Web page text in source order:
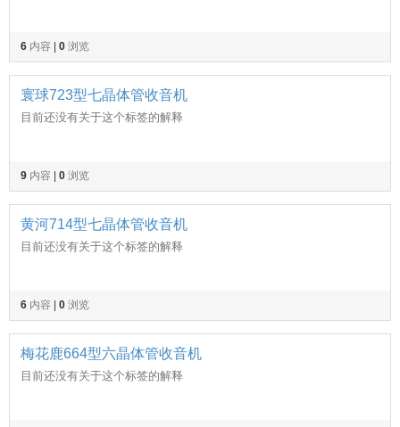
6 内容 0 浏览
寰球723型七晶体管收音机
目前还没有关于这个标签的解释
9 内容 0 浏览
黄河714型七晶体管收音机
目前还没有关于这个标签的解释
6 内容 0 浏览
梅花鹿664型六晶体管收音机
目前还没有关于这个标签的解释